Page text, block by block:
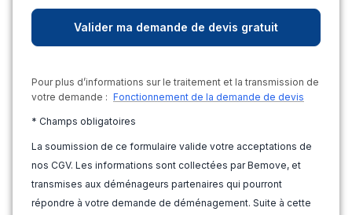
Pour plus d’informations sur le traitement et la transmission de
votre demande : Fonctionnement de la demande de devis
* Champs obligatoires
La soumission de ce formulaire valide votre acceptations de
nos CGV. Les informations sont collectées par Bemove, et
transmises aux déménageurs partenaires qui pourront
répondre à votre demande de déménagement. Suite à cette